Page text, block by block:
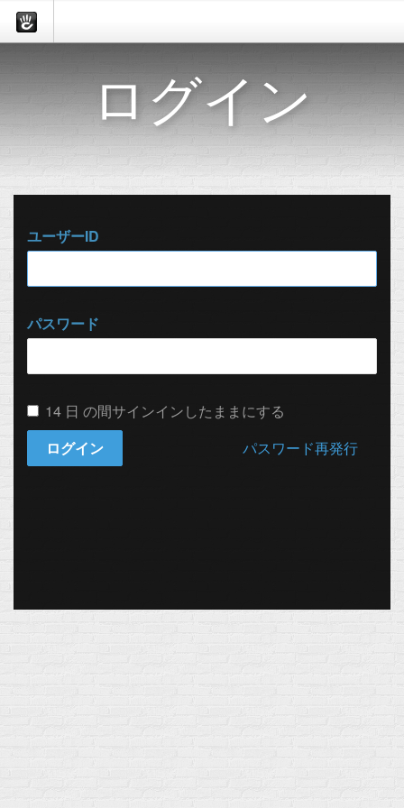
ログイン
ユーザーID
パスワード
14 日 の間サインインしたままにする
ログイン
パスワード再発行